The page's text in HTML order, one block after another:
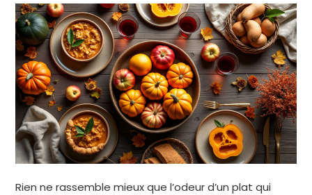
Rien ne rassemble mieux que l’odeur d’un plat qui